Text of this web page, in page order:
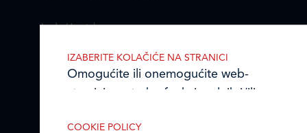
Ledo Hrvatska
Prodajni centri
Online formular
COOKIE POLICY
IZABERITE KOLAČIĆE NA STRANICI
Omogućite ili onemogućite web-
stranici upotrebu funkcionalnih i/ili